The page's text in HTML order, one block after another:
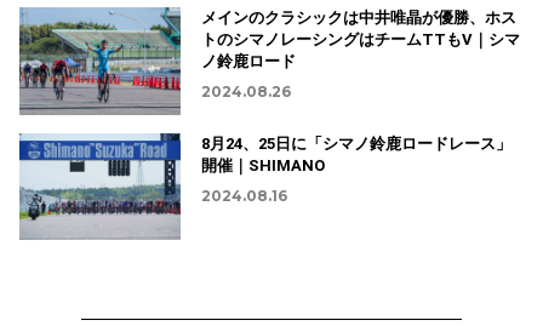
メインのクラシックは中井唯晶が優勝、ホス
トのシマノレーシングはチームTTもV｜シマ
ノ鈴鹿ロード
2024.08.26
8月24、25日に「シマノ鈴鹿ロードレース」
開催｜SHIMANO
2024.08.16